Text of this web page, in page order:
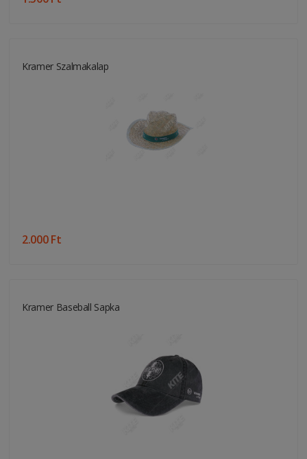
Kramer Szalmakalap
2.000 Ft
Kramer Baseball Sapka